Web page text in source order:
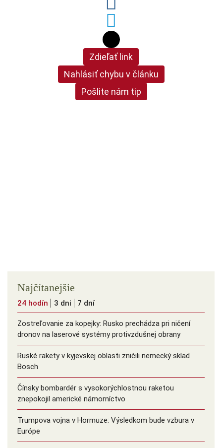
Zdieľať link
Nahlásiť chybu v článku
Pošlite nám tip
Najčítanejšie
24 hodín 3 dni 7 dní
Zostreľovanie za kopejky: Rusko prechádza pri ničení
dronov na laserové systémy protivzdušnej obrany
Ruské rakety v kyjevskej oblasti zničili nemecký sklad
Bosch
Čínsky bombardér s vysokorýchlostnou raketou
znepokojil americké námorníctvo
Trumpova vojna v Hormuze: Výsledkom bude vzbura v
Európe